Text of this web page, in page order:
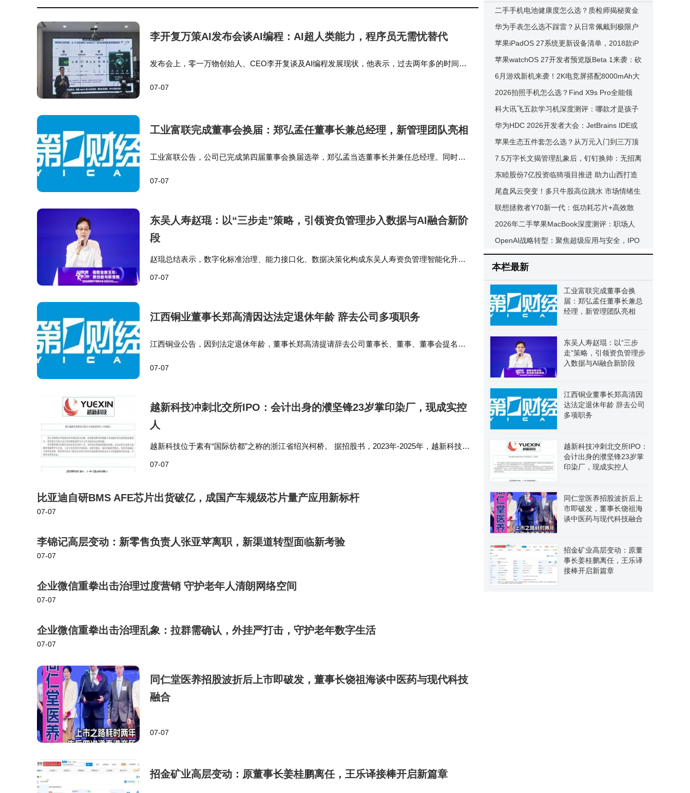
市场反馈印证了技术创新的价值。2025年企业专利转化率达89%，新授权的215项专利中，已有78%应
用于量产产品。这种高效的成果转化机制，使其在竞争激烈的清洁机器人市场保持领先地位。第三方机构
报告显示，其高端机型在3000元以上价格段的市场占有率突破35%，用户复购率较行业平均水平高出22个
百分点。
技术革新正在重塑家居清洁生态。搭载新型传感器的清洁机器人，不仅能自主完成复杂场景的清洁任
务，还可通过物联网与智能音箱、扫地机器人等设备形成联动。这种跨设备协同正在创造新的使用场景
——当用户外出时，家居系统可自动启动深度清洁模式，并在完成工作后通过手机APP推送清洁报告。
社会层面的变革同样显著。智能清洁设备的普及使家庭成员每周平均节省3.2小时家务时间，这些时间
被重新分配到亲子互动、健身锻炼等生活场景。教育机构调研发现，使用智能清洁设备的家庭中，儿童参
与家务劳动的意愿并未降低，反而因设备趣味性增强了劳动教育效果。这种技术进步与社会需求的良性互
动，正在定义现代家居生活的新范式。
李开复万策AI发布会谈AI编程：AI超人类能力，程序员无需忧替代
发布会上，零一万物创始人、CEO李开复谈及AI编程发展现状，他表示，过去两年多的时间
开复指出，很多人觉得程序员需要…
07-07
工业富联完成董事会换届：郑弘孟任董事长兼总经理，新管理团队亮相
工业富联公告，公司已完成第四届董事会换届选举，郑弘孟当选董事长并兼任总经理。同时，
为证券事务代表。…
07-07
东吴人寿赵琨：以“三步走”策略，引领资负管理步入数据与AI融合新阶
段
赵琨总结表示，数字化标准治理、能力接口化、数据决策化构成东吴人寿资负管理智能化升级
07-07
江西铜业董事长郑高清因达法定退休年龄 辞去公司多项职务
江西铜业公告，因到法定退休年龄，董事长郑高清提请辞去公司董事长、董事、董事会提名委
07-07
越新科技冲刺北交所IPO：会计出身的濮坚锋23岁掌印染厂，现成实控
人
越新科技位于素有“国际纺都”之称的浙江省绍兴柯桥。 据招股书，2023年-2025年，越新科技实
07-07
比亚迪自研BMS AFE芯片出货破亿，成国产车规级芯片量产应用新标杆
07-07
李锦记高层变动：新零售负责人张亚苹离职，新渠道转型面临新考验
07-07
企业微信重拳出击治理过度营销 守护老年人清朗网络空间
07-07
企业微信重拳出击治理乱象：拉群需确认，外挂严打击，守护老年数字生活
07-07
同仁堂医养招股波折后上市即破发，董事长饶祖海谈中医药与现代科技
融合
07-07
招金矿业高层变动：原董事长姜桂鹏离任，王乐译接棒开启新篇章
二手手机电池健康度怎么选？质检师揭秘黄金
标准，助你避坑又省钱
华为手表怎么选不踩雷？从日常佩戴到极限户
外，这四款精准匹配你的需求！
苹果iPadOS 27系统更新设备清单，2018款iP
ad Pro及多款机型被淘汰
苹果watchOS 27开发者预览版Beta 1来袭：砍
旧机型，增Siri AI等新功能
6月游戏新机来袭！2K电竞屏搭配8000mAh大
电池，6月9日正式开售
2026拍照手机怎么选？Find X9s Pro全能领
衔，暗光抓拍虚化防抖全拿捏
科大讯飞五款学习机深度测评：哪款才是孩子
成长路上的最佳学习搭子？
华为HDC 2026开发者大会：JetBrains IDE或
适配鸿蒙，纯血鸿蒙7.0将发布
苹果生态五件套怎么选？从万元入门到三万顶
配，学生党按需匹配不踩坑
7.5万字长文揭管理乱象后，钉钉换帅：无招离
任，92年技术极客陈宇森接棒
东睦股份7亿投资临猗项目推进 助力山西打造
全国最大粉末冶金基地
尾盘风云突变！多只牛股高位跳水 市场情绪生
变
联想拯救者Y70新一代：低功耗芯片+高效散
热，夏日游戏不烫手的性价比之选
2026年二手苹果MacBook深度测评：职场人
高性价比办公利器怎么选？
OpenAI战略转型：聚焦超级应用与安全，IPO
前夕如何平衡资本与使命？
本栏最新
工业富联完成董事会换
届：郑弘孟任董事长兼总
经理，新管理团队亮相
东吴人寿赵琨：以“三步
走”策略，引领资负管理步
入数据与AI融合新阶段
江西铜业董事长郑高清因
达法定退休年龄 辞去公司
多项职务
越新科技冲刺北交所IPO：
会计出身的濮坚锋23岁掌
印染厂，现成实控人
同仁堂医养招股波折后上
市即破发，董事长饶祖海
谈中医药与现代科技融合
招金矿业高层变动：原董
事长姜桂鹏离任，王乐译
接棒开启新篇章